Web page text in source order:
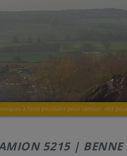
à fond poussant pour camion »Kit
5215 | BENNE